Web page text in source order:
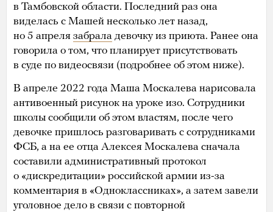
в Тамбовской области. Последний раз она
виделась с Машей несколько лет назад,
но 5 апреля забрала девочку из приюта. Ранее она
говорила о том, что планирует присутствовать
в суде по видеосвязи (подробнее об этом ниже).
В апреле 2022 года Маша Москалева нарисовала
антивоенный рисунок на уроке изо. Сотрудники
школы сообщили об этом властям, после чего
девочке пришлось разговаривать с сотрудниками
ФСБ, а на ее отца Алексея Москалева сначала
составили административный протокол
о «дискредитации» российской армии из-за
комментария в «Одноклассниках», а затем завели
уголовное дело в связи с повторной